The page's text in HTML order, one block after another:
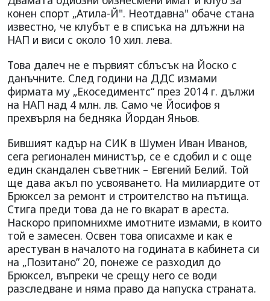
конен спорт „Атила-Й". Неотдавна" обаче стана
известно, че клубът е в списъка на длъжни на
НАП и виси с около 10 хил. лева.
Това далеч не е първият сблъсък на Йоско с
данъчните. След години на ДДС измами
фирмата му „Екоседиментс“ през 2014 г. дължи
на НАП над 4 млн. лв. Само че Йосифов я
прехвърля на бедняка Йордан Яньов.
Бившият кадър на СИК в Шумен Иван Иванов,
сега регионален министър, се е сдобил и с още
един скандален съветник – Евгений Белий. Той
ще дава акъл по усвояването. На милиардите от
Брюксел за ремонт и строителство на пътища.
Стига преди това да не го вкарат в ареста.
Наскоро припомнихме имотните измами, в които
той е замесен. Освен това описахме и как е
арестуван в началото на годината в кабинета си
на „Позитано” 20, понеже се разходил до
Брюксел, въпреки че срещу него се води
разследване и няма право да напуска страната.